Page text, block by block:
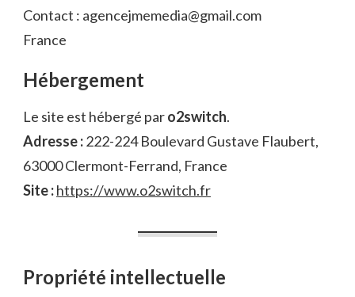
Contact : agencejmemedia@gmail.com
France
Hébergement
Le site est hébergé paro2switch.
Adresse :222-224 Boulevard Gustave Flaubert,
63000 Clermont-Ferrand, France
Site :https://www.o2switch.fr
Propriété intellectuelle